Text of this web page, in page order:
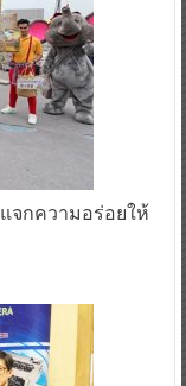
จกความอร่อยให้